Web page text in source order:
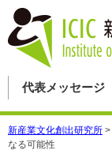
代表メッセージ
新産業文化創出研究所 >
なる可能性